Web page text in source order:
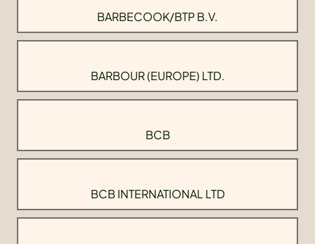
BARBECOOK/BTP B.V.
BARBOUR (EUROPE) LTD.
BCB
BCB INTERNATIONAL LTD